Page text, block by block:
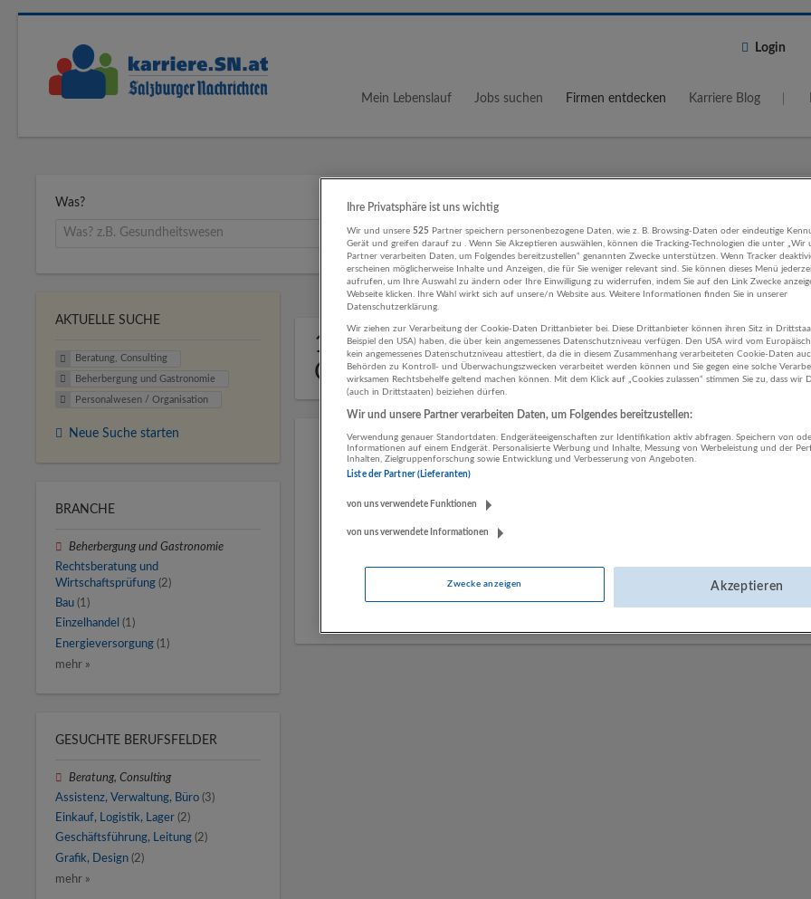
Login
Mein Lebenslauf Jobs suchen Firmen entdecken Karriere Blog
Was? Wo?
5 km
1 Beratung, Consulting Beherbergung und
Gastronomie Unternehmen
LUGSTEIN CONSULTING
Bergheim bei Salzburg
Energieversorgung | Finanz- und Versicherungsleistungen |
Gesundheitswesen | Herstellung von Waren | IT-Dienstleistungen |
Öffentliche Verwaltung | Rechtsberatung und Wirtschaftsprüfung |
Sonstige Dienstleistungen | Sozialwesen | Verkehr | Verlagswesen |
AKTUELLE SUCHE
Beratung, Consulting
Beherbergung und Gastronomie
Personalwesen / Organisation
Neue Suche starten
BRANCHE
Beherbergung und Gastronomie
Rechtsberatung und
Wirtschaftsprüfung (2)
Bau (1)
Einzelhandel (1)
Energieversorgung (1)
mehr »
GESUCHTE BERUFSFELDER
Beratung, Consulting
Assistenz, Verwaltung, Büro (3)
Einkauf, Logistik, Lager (2)
Geschäftsführung, Leitung (2)
Grafik, Design (2)
mehr »
Ihre Privatsphäre ist uns wichtig
Wir und unsere 525 Partner speichern personenbezogene Daten, wie z. B. Browsing-Daten oder eindeutige
Gerät und greifen darauf zu . Wenn Sie Akzeptieren auswählen, können die Tracking-Technologien die unter „Wir
Partner verarbeiten Daten, um Folgendes bereitzustellen“ genannten Zwecke unterstützen. Wenn Tracker
erscheinen möglicherweise Inhalte und Anzeigen, die für Sie weniger relevant sind. Sie können dieses Menü
aufrufen, um Ihre Auswahl zu ändern oder Ihre Einwilligung zu widerrufen, indem Sie auf den Link Zwecke
Webseite klicken. Ihre Wahl wirkt sich auf unsere/n Website aus. Weitere Informationen finden Sie in unserer
Datenschutzerklärung.
Wir ziehen zur Verarbeitung der Cookie-Daten Drittanbieter bei. Diese Drittanbieter können ihren Sitz in
Beispiel den USA) haben, die über kein angemessenes Datenschutzniveau verfügen. Den USA wird vom
kein angemessenes Datenschutzniveau attestiert, da die in diesem Zusammenhang verarbeiteten Cookie-Daten
Behörden zu Kontroll- und Überwachungszwecken verarbeitet werden können und Sie gegen eine solche
wirksamen Rechtsbehelfe geltend machen können. Mit dem Klick auf „Cookies zulassen“ stimmen Sie zu, dass wir
(auch in Drittstaaten) beiziehen dürfen.
Wir und unsere Partner verarbeiten Daten, um Folgendes bereitzustellen:
Verwendung genauer Standortdaten. Endgeräteeigenschaften zur Identifikation aktiv abfragen. Speichern von
Informationen auf einem Endgerät. Personalisierte Werbung und Inhalte, Messung von Werbeleistung und der
Inhalten, Zielgruppenforschung sowie Entwicklung und Verbesserung von Angeboten.
Liste der Partner (Lieferanten)
von uns verwendete Funktionen
von uns verwendete Informationen
Zwecke anzeigen Akzeptieren